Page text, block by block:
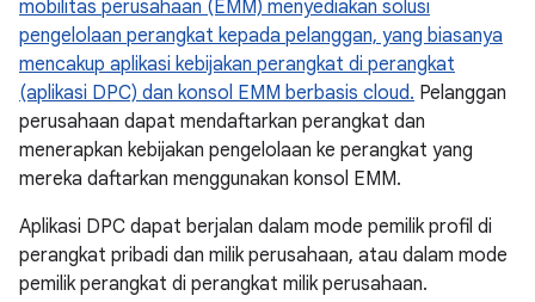
mobilitas perusahaan (EMM) menyediakan solusi
pengelolaan perangkat kepada pelanggan, yang biasanya
mencakup aplikasi kebijakan perangkat di perangkat
(aplikasi DPC) dan konsol EMM berbasis cloud. Pelanggan
perusahaan dapat mendaftarkan perangkat dan
menerapkan kebijakan pengelolaan ke perangkat yang
mereka daftarkan menggunakan konsol EMM.
Aplikasi DPC dapat berjalan dalam mode pemilik profil di
perangkat pribadi dan milik perusahaan, atau dalam mode
pemilik perangkat di perangkat milik perusahaan.